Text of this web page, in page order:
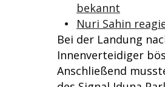
bekannt
Nuri Sahin
Bei der Landung
Innenverteidiger
Anschließend